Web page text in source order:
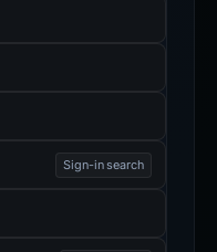
Sign-in search